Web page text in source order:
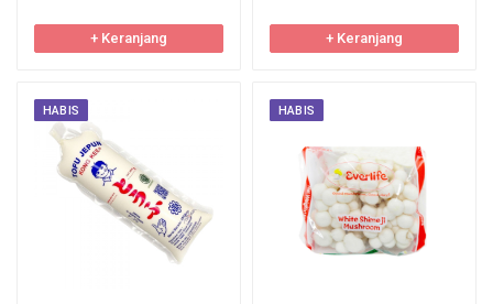
+ Keranjang + Keranjang
HABIS HABIS